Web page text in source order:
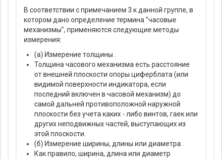
В соответствии с примечанием 3 к данной группе, в
котором дано определение термина "часовые
механизмы", применяются следующие методы
измерения:
(а) Измерение толщины .
Толщина часового механизма есть расстояние
от внешней плоскости опоры циферблата (или
видимой поверхности индикатора, если
последний включен в часовой механизм) до
самой дальней противоположной наружной
плоскости без учета каких - либо винтов, гаек или
других неподвижных частей, выступающих из
этой плоскости.
(б) Измерение ширины, длины или диаметра .
Как правило, ширина, длина или диаметр